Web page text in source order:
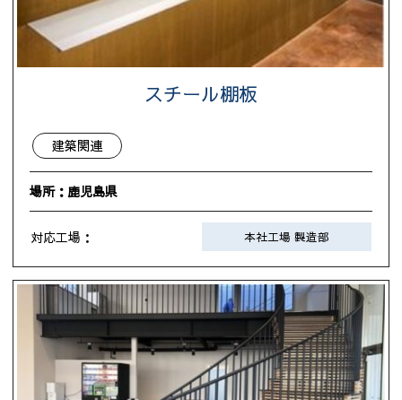
スチール棚板
建築関連
場所：鹿児島県
対応工場： 本社工場 製造部